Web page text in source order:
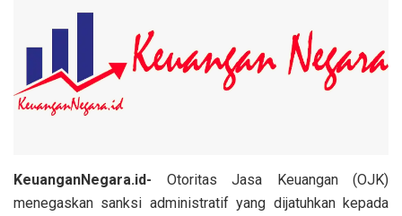
KeuanganNegara.id- Otoritas Jasa Keuangan (OJK)
menegaskan sanksi administratif yang dijatuhkan kepada